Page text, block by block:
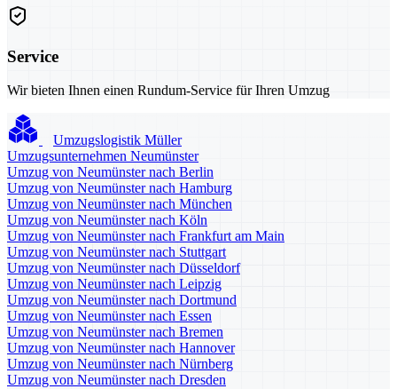
Service
Wir bieten Ihnen einen Rundum-Service für Ihren Umzug
Umzugslogistik Müller
Umzugsunternehmen Neumünster
Umzug von Neumünster nach Berlin
Umzug von Neumünster nach Hamburg
Umzug von Neumünster nach München
Umzug von Neumünster nach Köln
Umzug von Neumünster nach Frankfurt am Main
Umzug von Neumünster nach Stuttgart
Umzug von Neumünster nach Düsseldorf
Umzug von Neumünster nach Leipzig
Umzug von Neumünster nach Dortmund
Umzug von Neumünster nach Essen
Umzug von Neumünster nach Bremen
Umzug von Neumünster nach Hannover
Umzug von Neumünster nach Nürnberg
Umzug von Neumünster nach Dresden